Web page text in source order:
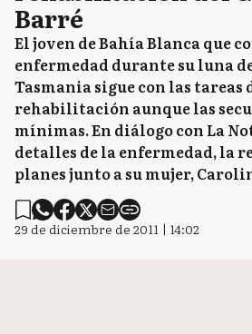
Barré
El joven de Bahía Blanca que
enfermedad durante su luna
Tasmania sigue con las tareas
rehabilitación aunque las
mínimas. En diálogo con La
detalles de la enfermedad, la
planes junto a su mujer,
29 de diciembre de 2011 | 14:02